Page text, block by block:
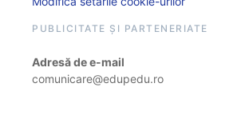
PUBLICITATE ȘI PARTENERIATE
Adresă de e-mail
comunicare@edupedu.ro